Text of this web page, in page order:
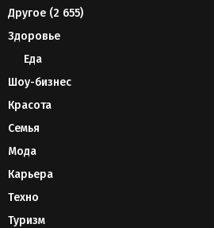
Другое (2 655)
Здоровье
Еда
Шоу-бизнес
Красота
Семья
Мода
Карьера
Техно
Туризм